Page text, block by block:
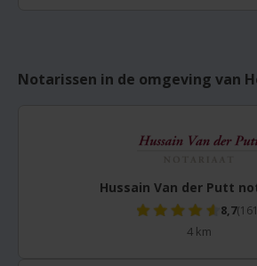
Notarissen in de omgeving van
Hussain Van der Putt
8,7
4 km